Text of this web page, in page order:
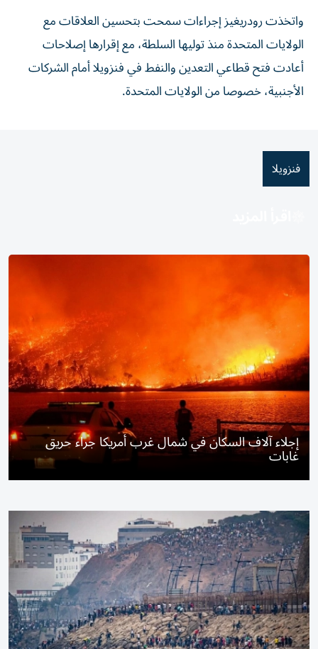
واتخذت رودريغيز إجراءات سمحت بتحسين العلاقات مع
الولايات المتحدة منذ توليها السلطة، مع إقرارها إصلاحات
أعادت فتح قطاعي التعدين والنفط في فنزويلا أمام الشركات
الأجنبية، خصوصا من الولايات المتحدة.
فنزويلا
إجلاء آلاف السكان في شمال غرب أمريكا جراء حريق
غابات